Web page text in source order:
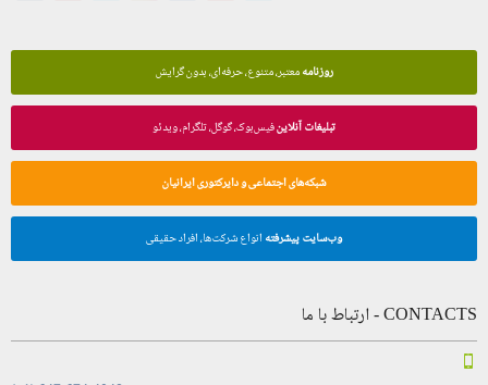
روزنامهمعتبر، متنوع، حرفه‌ای، بدون گرایش
تبلیغات آنلاینفیس‌بوک، گوگل، تلگرام، ویدئو
شبکه‌های اجتماعی و دایرکتوری ایرانیان
وب‌سایت پیشرفته انواع شرکت‌ها، افراد حقیقی
CONTACTS - ارتباط با ما